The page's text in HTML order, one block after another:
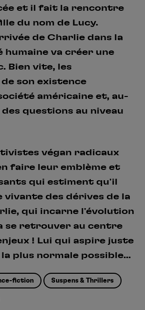
et il fait la rencontre
du nom de Lucy.
de Charlie dans la
humaine va créer une
Bien vite, les
son existence
américaine et, au-
questions au niveau
végan radicaux
faire leur emblème et
qui estiment qu'il
vivante des dérives de la
qui incarne l'évolution
se retrouver au centre
! Lui qui aspire juste
plus normale possible...
fiction Suspens & Thrillers